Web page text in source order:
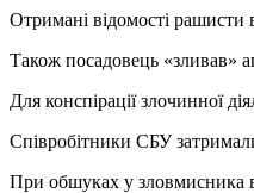
Отримані відомості рашисти
Також посадовець «зливав»
Для конспірації злочинної
Співробітники СБУ
При обшуках у зловмисника